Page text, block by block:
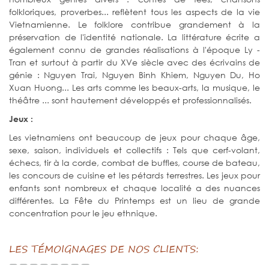
folkloriques, proverbes... reflètent tous les aspects de la vie
Vietnamienne. Le folklore contribue grandement à la
préservation de l'identité nationale. La littérature écrite a
également connu de grandes réalisations à l'époque Ly -
Tran et surtout à partir du XVe siècle avec des écrivains de
génie : Nguyen Trai, Nguyen Binh Khiem, Nguyen Du, Ho
Xuan Huong... Les arts comme les beaux-arts, la musique, le
théâtre ... sont hautement développés et professionnalisés.
Jeux :
Les vietnamiens ont beaucoup de jeux pour chaque âge,
sexe, saison, individuels et collectifs : Tels que cerf-volant,
échecs, tir à la corde, combat de buffles, course de bateau,
les concours de cuisine et les pétards terrestres. Les jeux pour
enfants sont nombreux et chaque localité a des nuances
différentes. La Fête du Printemps est un lieu de grande
concentration pour le jeu ethnique.
LES TÉMOIGNAGES DE NOS CLIENTS: